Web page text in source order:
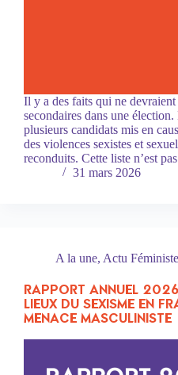
Il y a des faits qui ne devraient
secondaires dans une
plusieurs candidats mis en
des violences sexistes et
reconduits. Cette liste n’est
31 mars 2026
A la une, Actu Féministe
RAPPORT ANNUEL 2026
LIEUX DU SEXISME EN
MENACE MASCULINISTE